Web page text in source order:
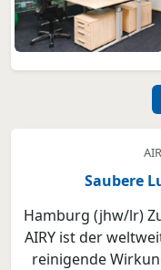
Saubere
Hamburg (jhw/lr)
AIRY ist der
reinigende